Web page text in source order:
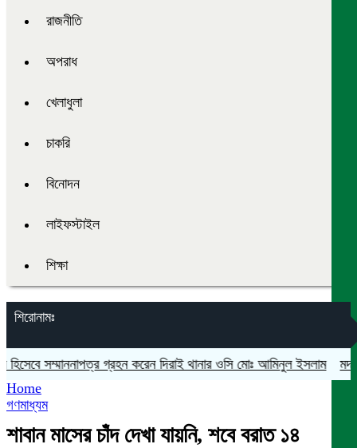
রাজনীতি
অপরাধ
খেলাধুলা
চাকরি
বিনোদন
লাইফস্টাইল
শিক্ষা
শিরোনামঃ
সম্মাননাপত্র গ্রহন করেন দিরাই থানার ওসি মোঃ আমিনুল ইসলাম মদনে
Home
গণমাধ্যম
শাবান মাসের চাঁদ দেখা যায়নি, শবে বরাত ১৪